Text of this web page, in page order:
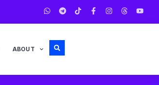
ABOUT